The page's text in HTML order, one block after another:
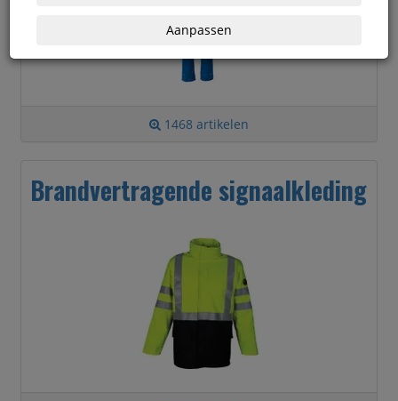
1468 artikelen
Brandvertragende signaalkleding
Aanpassen